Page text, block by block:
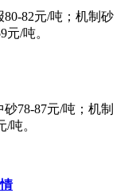
82元/吨；机制砂
/吨。
78-87元/吨；机制
吨。